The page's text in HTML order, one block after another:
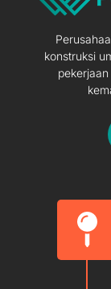
konstruksi